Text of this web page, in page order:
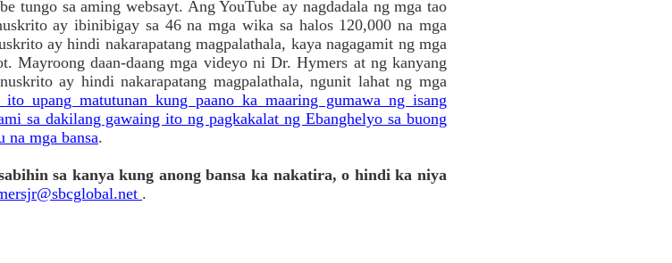
tungo sa aming websayt. Ang YouTube ay nagdadala ng mga tao
ay ibinibigay sa 46 na mga wika sa halos 120,000 na mga
ay hindi nakarapatang magpalathala, kaya nagagamit ng mga
Mayroong daan-daang mga videyo ni Dr. Hymers at ng kanyang
ay hindi nakarapatang magpalathala, ngunit lahat ng mga
upang matutunan kung paano ka maaring gumawa ng isang
sa dakilang gawaing ito ng pagkakalat ng Ebanghelyo sa buong
na mga bansa.
sa kanya kung anong bansa ka nakatira, o hindi ka niya
.